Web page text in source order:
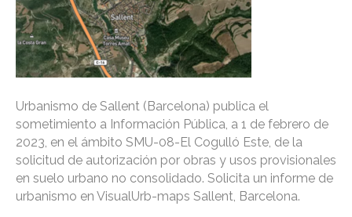
Urbanismo de Sallent (Barcelona) publica el
sometimiento a Información Pública, a 1 de febrero de
2023, en el ámbito SMU-08-El Cogulló Este, de la
solicitud de autorización por obras y usos provisionales
en suelo urbano no consolidado. Solicita un informe de
urbanismo en VisualUrb-maps Sallent, Barcelona.